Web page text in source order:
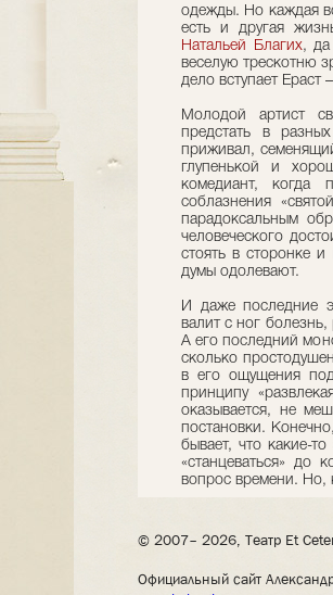
одежды. Но каждая
есть и другая
Натальей Благих, да
веселую трескотню
дело вступает Ераст
Молодой артист
предстать в
приживал,
глупенькой и
комедиант, когда
соблазнения
парадоксальным
человеческого
стоять в сторонке
думы одолевают.
И даже последние
валит с ног
А его последний
сколько
в его ощущения
принципу
оказывается, не
постановки.
бывает, что какие-
«станцеваться» до
вопрос времени. Но,
© 2007– 2026, Театр Et
Официальный сайт